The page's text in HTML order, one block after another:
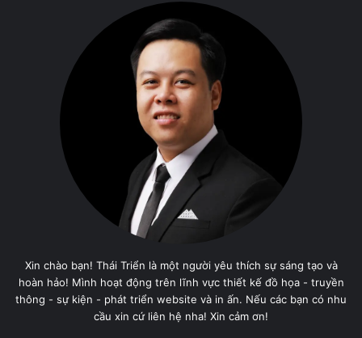
Xin chào bạn! Thái Triển là một người yêu thích sự sáng tạo và
hoàn hảo! Mình hoạt động trên lĩnh vực thiết kế đồ họa - truyền
thông - sự kiện - phát triển website và in ấn. Nếu các bạn có nhu
cầu xin cứ liên hệ nha! Xin cảm ơn!